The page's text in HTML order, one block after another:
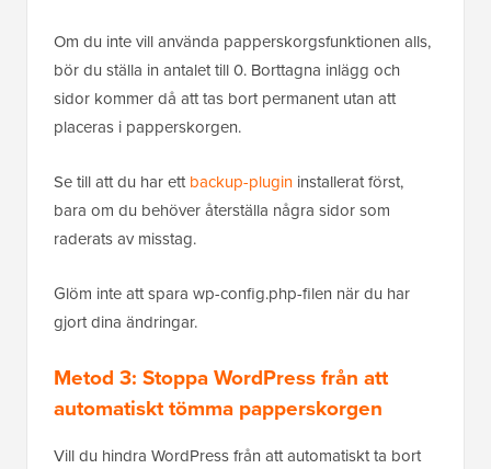
Om du inte vill använda papperskorgsfunktionen alls,
bör du ställa in antalet till 0. Borttagna inlägg och
sidor kommer då att tas bort permanent utan att
placeras i papperskorgen.
Se till att du har ettbackup-plugin installerat först,
bara om du behöver återställa några sidor som
raderats av misstag.
Glöm inte att spara wp-config.php-filen när du har
gjort dina ändringar.
Metod 3: Stoppa WordPress från att
automatiskt tömma papperskorgen
Vill du hindra WordPress från att automatiskt ta bort